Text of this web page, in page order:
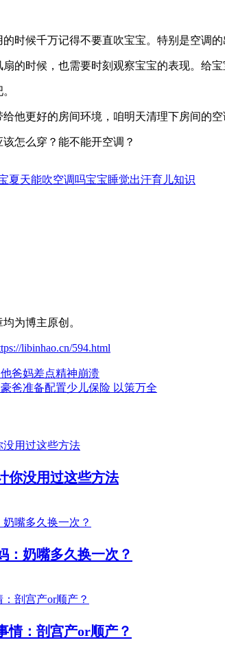
时候千万记得不要直吹宝宝。特别是空调的
的时候，也需要时刻观察宝宝的表现。给
他更好的房间环境，咱明天清理下房间的空
夏天能吹空调吗宝宝睡觉出汗育儿知识
为博主原创。
libinhao.cn/594.html
爸妈差点精神崩溃
爸准备配置少儿保险 以策万全
你没用过这些方法
：奶嘴多久换一次？
情：剖宫产or顺产？